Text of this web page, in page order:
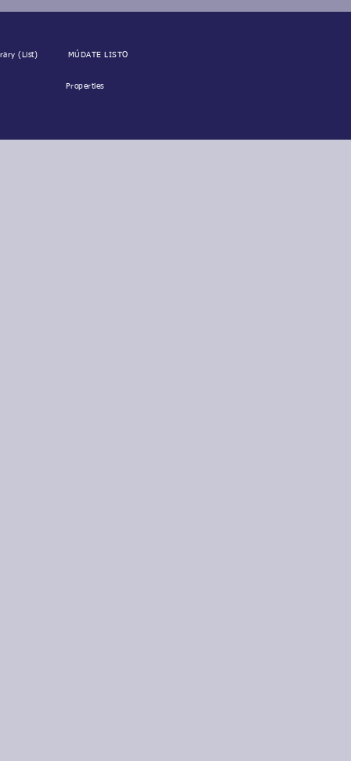
(List) MÚDATE LISTO
Properties